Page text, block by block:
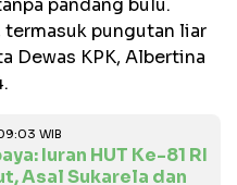
pandang bulu.
termasuk pungutan liar
Dewas KPK, Albertina
WIB
Iuran HUT Ke-81 RI
Asal Sukarela dan